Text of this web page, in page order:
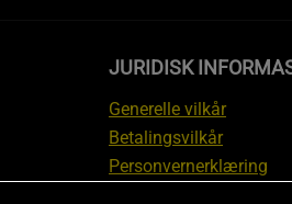
JURIDISK
Generelle vilkår
Betalingsvilkår
Personvernerklæring